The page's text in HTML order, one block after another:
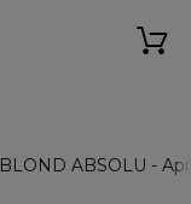
BLOND ABSOLU -